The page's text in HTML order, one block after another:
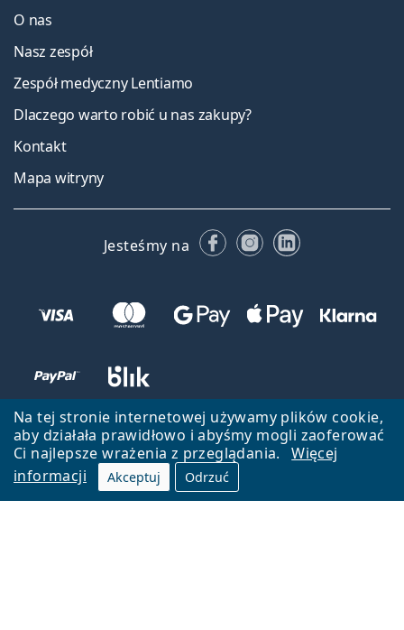
Na tej stronie internetowej używamy plików cookie,
aby działała prawidłowo i abyśmy mogli zaoferować
Ci najlepsze wrażenia z przeglądania.
Więcej
informacji
Akceptuj Odrzuć
O nas
Nasz zespół
Zespół medyczny Lentiamo
Dlaczego warto robić u nas zakupy?
Kontakt
Mapa witryny
Jesteśmy na FacebookuInstagramie
LinkedIn
Wróć do strony głównej